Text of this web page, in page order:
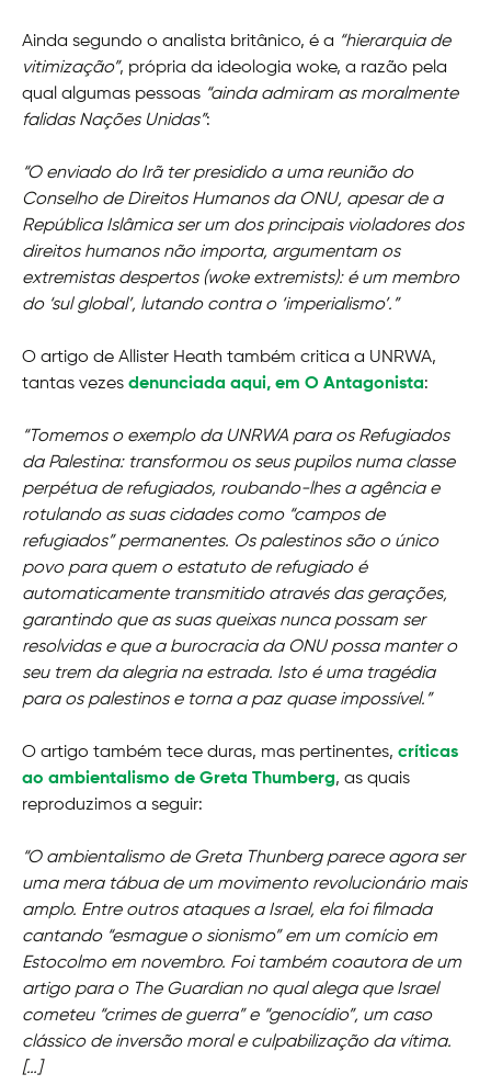
Ainda segundo o analista britânico, é a “hierarquia de
vitimização”, própria da ideologia woke, a razão pela
qual algumas pessoas “ainda admiram as moralmente
falidas Nações Unidas”:
“O enviado do Irã ter presidido a uma reunião do
Conselho de Direitos Humanos da ONU, apesar de a
República Islâmica ser um dos principais violadores dos
direitos humanos não importa, argumentam os
extremistas despertos (woke extremists): é um membro
do ‘sul global’, lutando contra o ‘imperialismo’.”
O artigo de Allister Heath também critica a UNRWA,
tantas vezes denunciada aqui, em O Antagonista:
“Tomemos o exemplo da UNRWA para os Refugiados
da Palestina: transformou os seus pupilos numa classe
perpétua de refugiados, roubando-lhes a agência e
rotulando as suas cidades como “campos de
refugiados” permanentes. Os palestinos são o único
povo para quem o estatuto de refugiado é
automaticamente transmitido através das gerações,
garantindo que as suas queixas nunca possam ser
resolvidas e que a burocracia da ONU possa manter o
seu trem da alegria na estrada. Isto é uma tragédia
para os palestinos e torna a paz quase impossível.”
O artigo também tece duras, mas pertinentes, críticas
ao ambientalismo de Greta Thumberg, as quais
reproduzimos a seguir:
“O ambientalismo de Greta Thunberg parece agora ser
uma mera tábua de um movimento revolucionário mais
amplo. Entre outros ataques a Israel, ela foi filmada
cantando “esmague o sionismo” em um comício em
Estocolmo em novembro. Foi também coautora de um
artigo para o The Guardian no qual alega que Israel
cometeu “crimes de guerra” e “genocídio”, um caso
clássico de inversão moral e culpabilização da vítima.
[…]